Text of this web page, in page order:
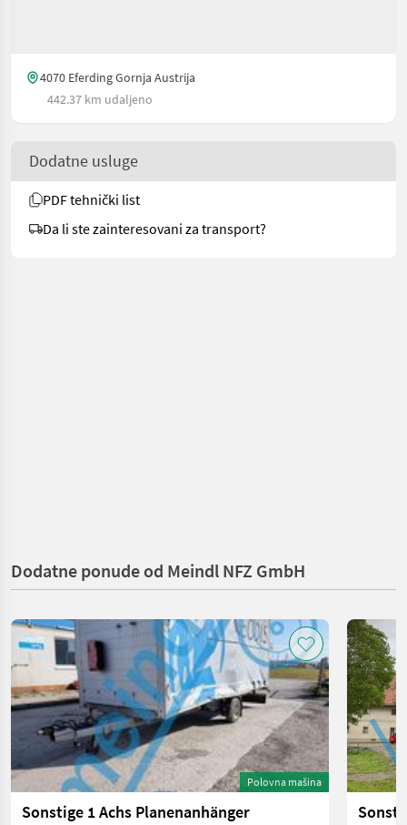
4070 Eferding Gornja Austrija
442.37 km udaljeno
Dodatne usluge
PDF tehnički list
Da li ste zainteresovani za transport?
Dodatne ponude od Meindl NFZ GmbH
Polovna mašina
Sonstige 1 Achs Planenanhänger